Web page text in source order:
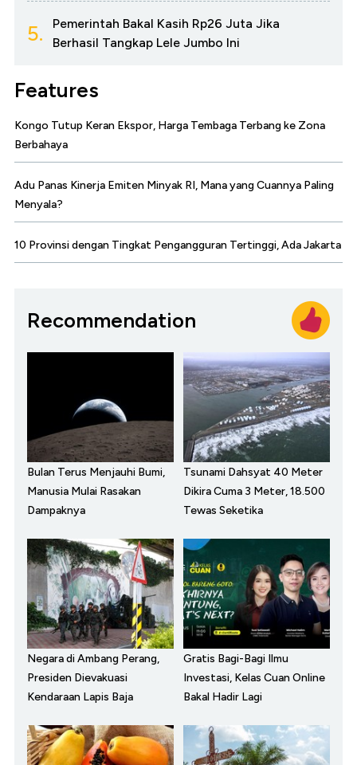
5.
Pemerintah Bakal Kasih Rp26 Juta Jika
Berhasil Tangkap Lele Jumbo Ini
Features
Kongo Tutup Keran Ekspor, Harga Tembaga Terbang ke Zona
Berbahaya
Adu Panas Kinerja Emiten Minyak RI, Mana yang Cuannya Paling
Menyala?
10 Provinsi dengan Tingkat Pengangguran Tertinggi, Ada Jakarta
Recommendation
Bulan Terus Menjauhi Bumi,
Manusia Mulai Rasakan
Dampaknya
Tsunami Dahsyat 40 Meter
Dikira Cuma 3 Meter, 18.500
Tewas Seketika
Negara di Ambang Perang,
Presiden Dievakuasi
Kendaraan Lapis Baja
Gratis Bagi-Bagi Ilmu
Investasi, Kelas Cuan Online
Bakal Hadir Lagi